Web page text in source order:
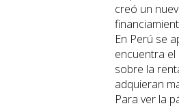
creó un
En Perú se
encuentra
sobre la
adquieran
Para ver la